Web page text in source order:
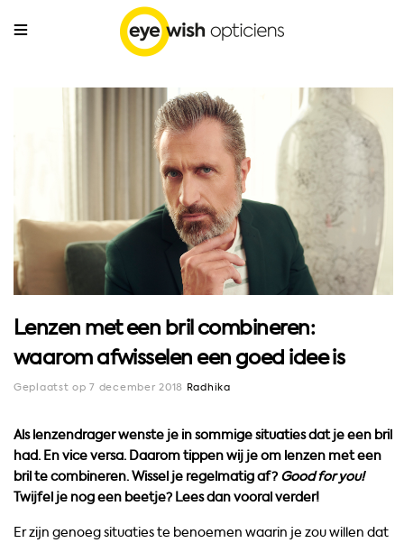
Lenzen met een bril combineren:
waarom afwisselen een goed idee is
Geplaatst op 7 december 2018 Radhika
Als lenzendrager wenste je in sommige situaties dat je een bril
had. En vice versa. Daarom tippen wij je om lenzen met een
bril te combineren. Wissel je regelmatig af? Good for you!
Twijfel je nog een beetje? Lees dan vooral verder!
Er zijn genoeg situaties te benoemen waarin je zou willen dat